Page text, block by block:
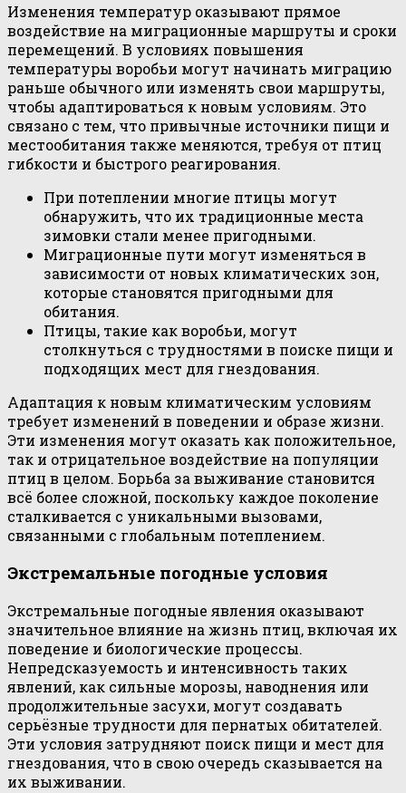
Изменения температур оказывают прямое
воздействие на миграционные маршруты и сроки
перемещений. В условиях повышения
температуры воробьи могут начинать миграцию
раньше обычного или изменять свои маршруты,
чтобы адаптироваться к новым условиям. Это
связано с тем, что привычные источники пищи и
местообитания также меняются, требуя от птиц
гибкости и быстрого реагирования.
При потеплении многие птицы могут
обнаружить, что их традиционные места
зимовки стали менее пригодными.
Миграционные пути могут изменяться в
зависимости от новых климатических зон,
которые становятся пригодными для
обитания.
Птицы, такие как воробьи, могут
столкнуться с трудностями в поиске пищи и
подходящих мест для гнездования.
Адаптация к новым климатическим условиям
требует изменений в поведении и образе жизни.
Эти изменения могут оказать как положительное,
так и отрицательное воздействие на популяции
птиц в целом. Борьба за выживание становится
всё более сложной, поскольку каждое поколение
сталкивается с уникальными вызовами,
связанными с глобальным потеплением.
Экстремальные погодные условия
Экстремальные погодные явления оказывают
значительное влияние на жизнь птиц, включая их
поведение и биологические процессы.
Непредсказуемость и интенсивность таких
явлений, как сильные морозы, наводнения или
продолжительные засухи, могут создавать
серьёзные трудности для пернатых обитателей.
Эти условия затрудняют поиск пищи и мест для
гнездования, что в свою очередь сказывается на
их выживании.